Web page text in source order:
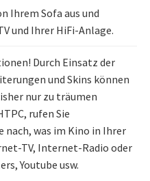
Ihrem Sofa aus und
und Ihrer HiFi-Anlage.
Durch Einsatz der
und Skins können
nur zu träumen
rufen Sie
nach, was im Kino in Ihrer
TV, Internet-Radio oder
Youtube usw.